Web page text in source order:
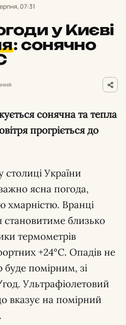
07:31
у Києві
: сонячно
прогріється до
України
ясна погода,
хмарністю. Вранці
становитиме близько
термометрів
+24°С. Опадів не
буде помірним, зі
Ультрафіолетовий
вказує на помірний